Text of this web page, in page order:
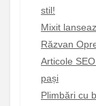
stil!
Mixit
Răzvan
Articole
pași
Plimbări cu